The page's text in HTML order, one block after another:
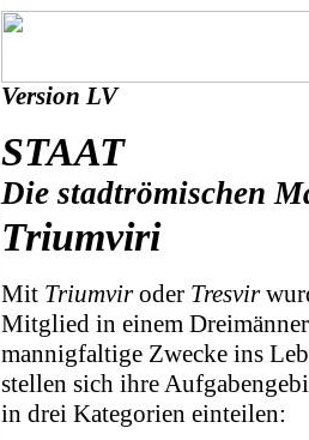
Version LV
STAAT
Die stadtrömischen
Triumviri
Mit Triumviroder Tresvir
Mitglied in einem
mannigfaltige Zwecke ins
stellen sich ihre
in drei Kategorien einteilen: